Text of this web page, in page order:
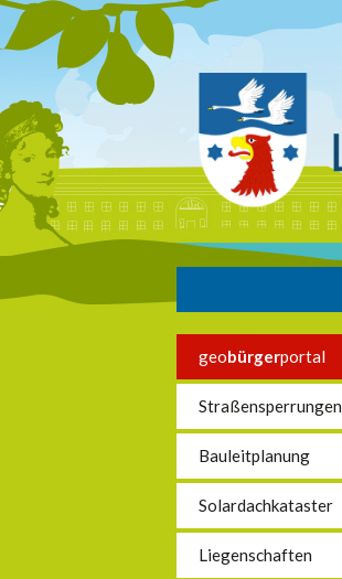
geobürgerportal
Straßensperrungen
Bauleitplanung
Solardachkataster
Liegenschaften